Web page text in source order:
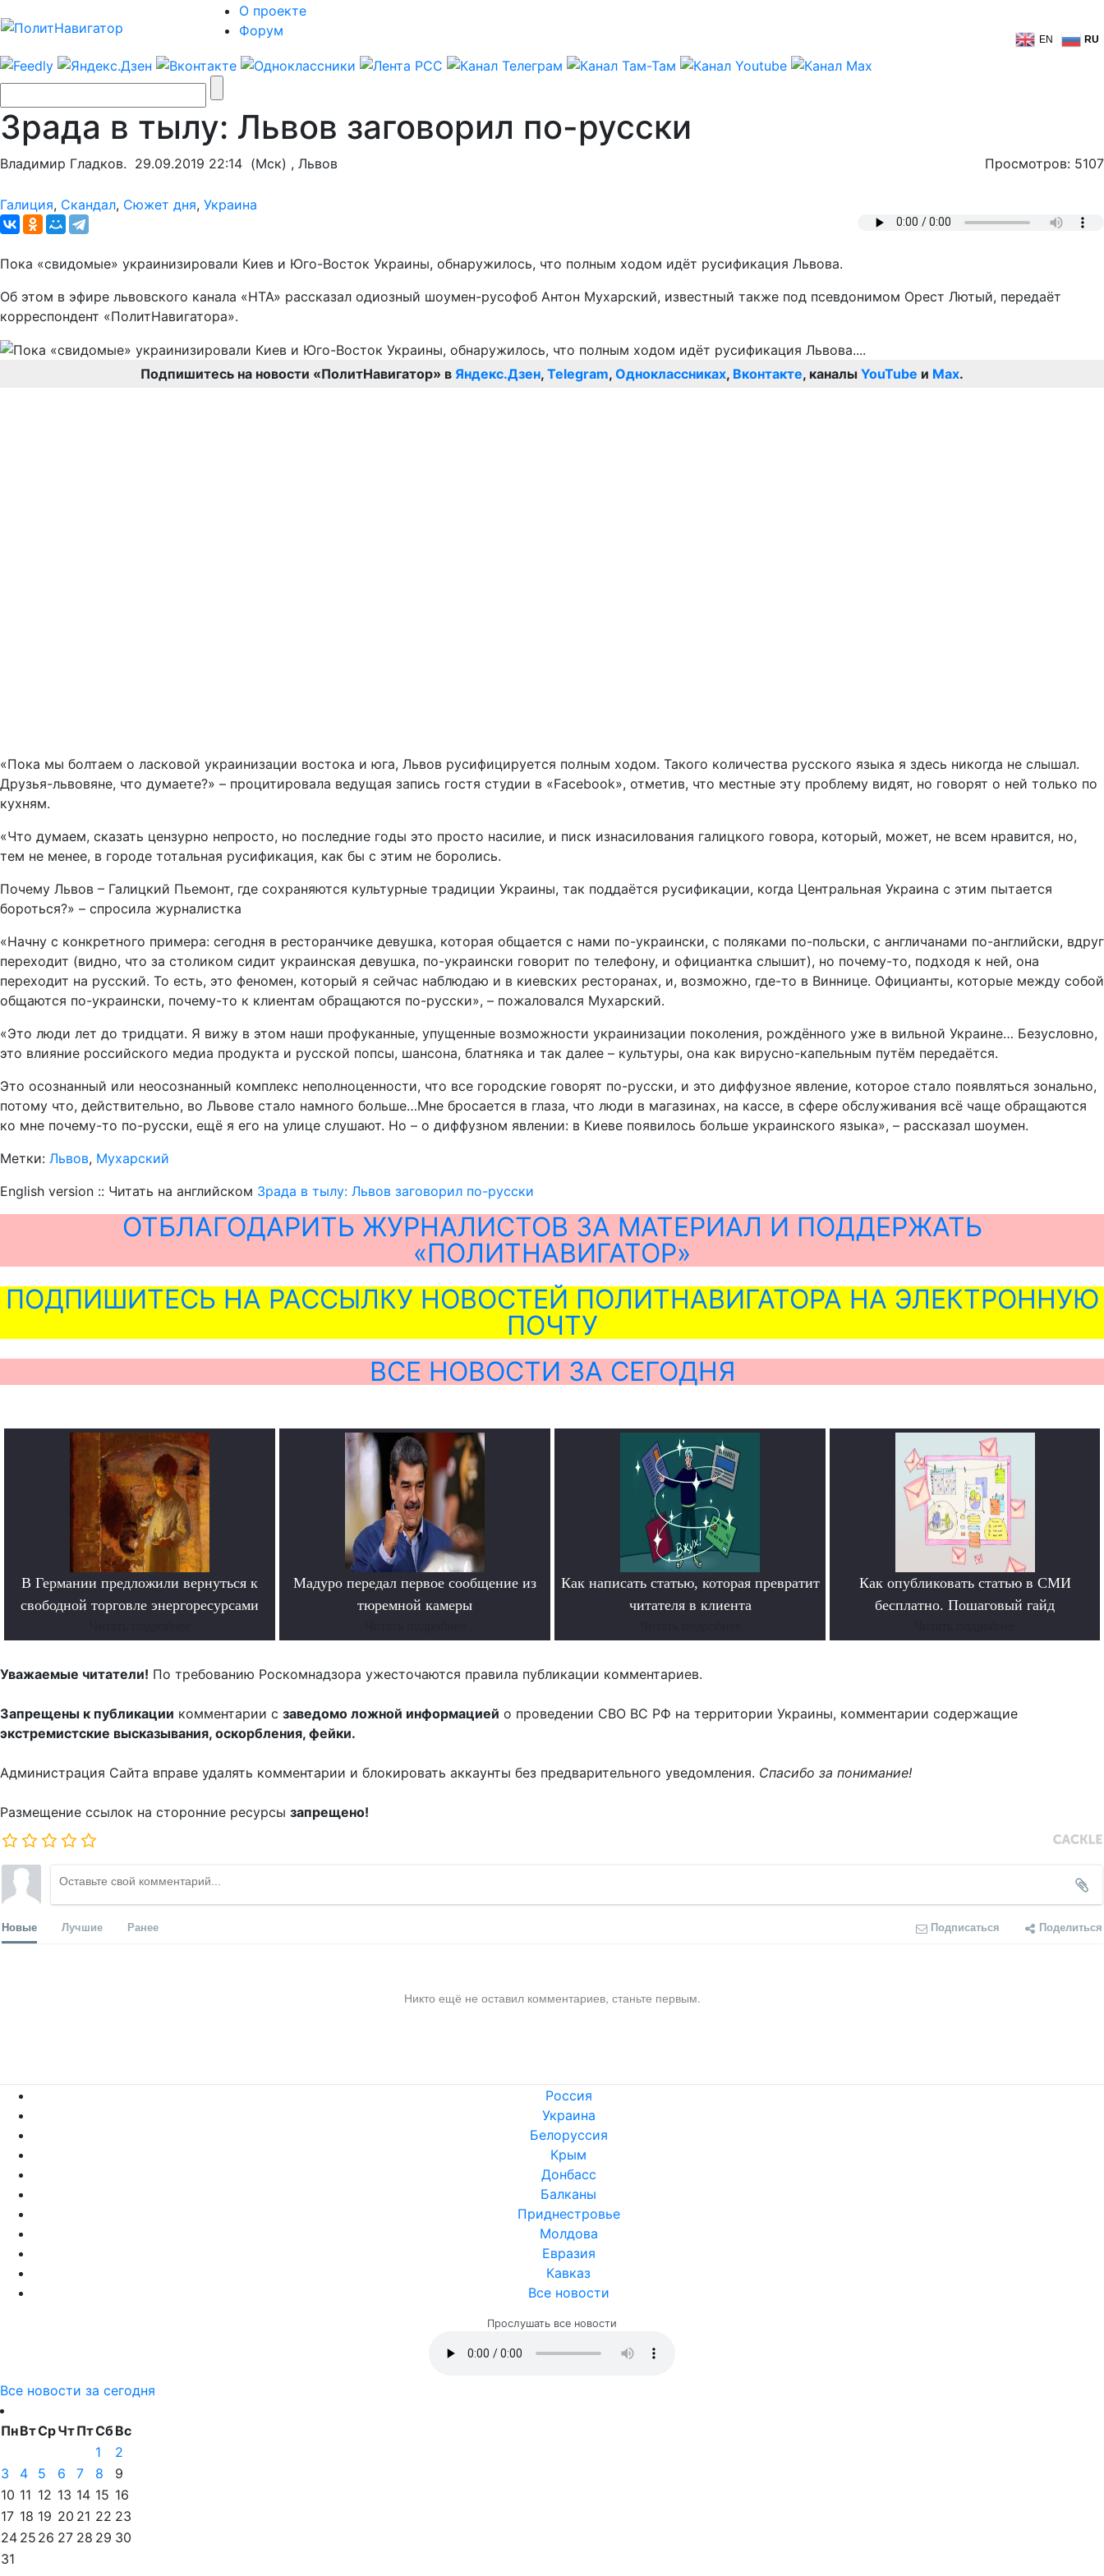
О проекте
Форум
EN RU
Зрада в тылу: Львов заговорил по-русски
Владимир Гладков. 29.09.2019 22:14 (Мск) , Львов Просмотров: 5107
Галиция, Скандал, Сюжет дня, Украина
Пока «свидомые» украинизировали Киев и Юго-Восток Украины, обнаружилось, что полным ходом идёт русификация Львова.
Об этом в эфире львовского канала «НТА» рассказал одиозный шоумен-русофоб Антон Мухарский, известный также под псевдонимом Орест Лютый, передаёт
корреспондент «ПолитНавигатора».
Подпишитесь на новости «ПолитНавигатор» в Яндекс.Дзен, Telegram, Одноклассниках, Вконтакте, каналы YouTube и Max.
«Пока мы болтаем о ласковой украинизации востока и юга, Львов русифицируется полным ходом. Такого количества русского языка я здесь никогда не слышал.
Друзья-львовяне, что думаете?» – процитировала ведущая запись гостя студии в «Facebook», отметив, что местные эту проблему видят, но говорят о ней только по
кухням.
«Что думаем, сказать цензурно непросто, но последние годы это просто насилие, и писк изнасилования галицкого говора, который, может, не всем нравится, но,
тем не менее, в городе тотальная русификация, как бы с этим не боролись.
Почему Львов – Галицкий Пьемонт, где сохраняются культурные традиции Украины, так поддаётся русификации, когда Центральная Украина с этим пытается
бороться?» – спросила журналистка
«Начну с конкретного примера: сегодня в ресторанчике девушка, которая общается с нами по-украински, с поляками по-польски, с англичанами по-английски, вдруг
переходит (видно, что за столиком сидит украинская девушка, по-украински говорит по телефону, и официантка слышит), но почему-то, подходя к ней, она
переходит на русский. То есть, это феномен, который я сейчас наблюдаю и в киевских ресторанах, и, возможно, где-то в Виннице. Официанты, которые между собой
общаются по-украински, почему-то к клиентам обращаются по-русски», – пожаловался Мухарский.
«Это люди лет до тридцати. Я вижу в этом наши профуканные, упущенные возможности украинизации поколения, рождённого уже в вильной Украине… Безусловно,
это влияние российского медиа продукта и русской попсы, шансона, блатняка и так далее – культуры, она как вирусно-капельным путём передаётся.
Это осознанный или неосознанный комплекс неполноценности, что все городские говорят по-русски, и это диффузное явление, которое стало появляться зонально,
потому что, действительно, во Львове стало намного больше…Мне бросается в глаза, что люди в магазинах, на кассе, в сфере обслуживания всё чаще обращаются
ко мне почему-то по-русски, ещё я его на улице слушают. Но – о диффузном явлении: в Киеве появилось больше украинского языка», – рассказал шоумен.
Метки: Львов, Мухарский
English version :: Читать на английском Зрада в тылу: Львов заговорил по-русски
ОТБЛАГОДАРИТЬ ЖУРНАЛИСТОВ ЗА МАТЕРИАЛ И ПОДДЕРЖАТЬ
«ПОЛИТНАВИГАТОР»
ПОДПИШИТЕСЬ НА РАССЫЛКУ НОВОСТЕЙ ПОЛИТНАВИГАТОРА НА ЭЛЕКТРОННУЮ
ПОЧТУ
ВСЕ НОВОСТИ ЗА СЕГОДНЯ
В Германии предложили вернуться к
свободной торговле энергоресурсами
Мадуро передал первое сообщение из
тюремной камеры
Как написать статью, которая превратит
читателя в клиента
Как опубликовать статью в СМИ
бесплатно. Пошаговый гайд
Уважаемые читатели! По требованию Роскомнадзора ужесточаются правила публикации комментариев.
Запрещены к публикации комментарии с заведомо ложной информацией о проведении СВО ВС РФ на территории Украины, комментарии содержащие
экстремистские высказывания, оскорбления, фейки.
Администрация Сайта вправе удалять комментарии и блокировать аккаунты без предварительного уведомления. Спасибо за понимание!
Размещение ссылок на сторонние ресурсы запрещено!
Новые Лучшие Ранее Подписаться Поделиться
Никто ещё не оставил комментариев, станьте первым.
Россия
Украина
Белоруссия
Крым
Донбасс
Балканы
Приднестровье
Молдова
Евразия
Кавказ
Все новости
Прослушать все новости
Все новости за сегодня
ПнВтСрЧтПтСбВс
1
2
3
4 5 6 7 8
9
10 11 12 13 14 15 16
17 18 19 20 21 22 23
24 25 26 27 28 29 30
31